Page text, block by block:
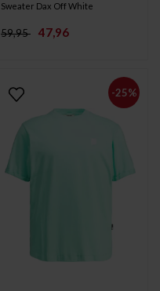
Sweater Dax Off White
59,95 47,96
-25%